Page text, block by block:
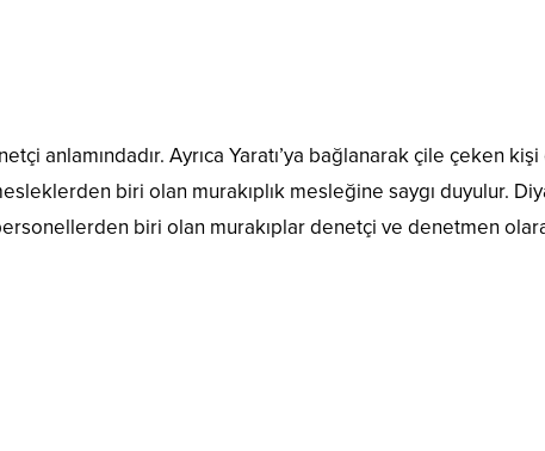
anlamındadır. Ayrıca Yaratı’ya bağlanarak çile çeken
biri olan murakıplık mesleğine saygı duyulur.
biri olan murakıplar denetçi ve denetmen